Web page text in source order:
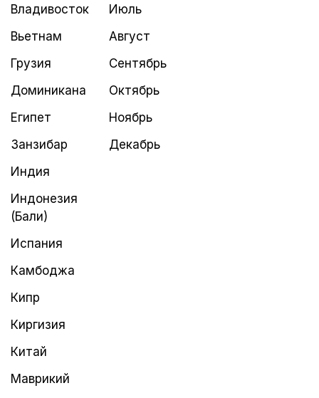
Владивосток
Вьетнам
Грузия
Доминикана
Египет
Занзибар
Индия
Индонезия
(Бали)
Испания
Камбоджа
Кипр
Киргизия
Китай
Маврикий
Июль
Август
Сентябрь
Октябрь
Ноябрь
Декабрь